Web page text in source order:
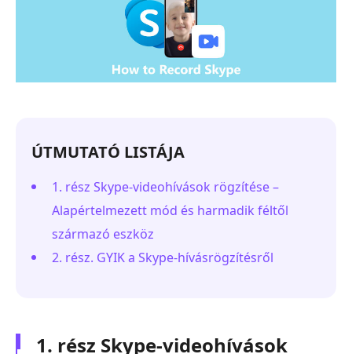
ÚTMUTATÓ LISTÁJA
1. rész Skype-videohívások rögzítése –
Alapértelmezett mód és harmadik féltől
származó eszköz
2. rész. GYIK a Skype-hívásrögzítésről
1. rész Skype-videohívások